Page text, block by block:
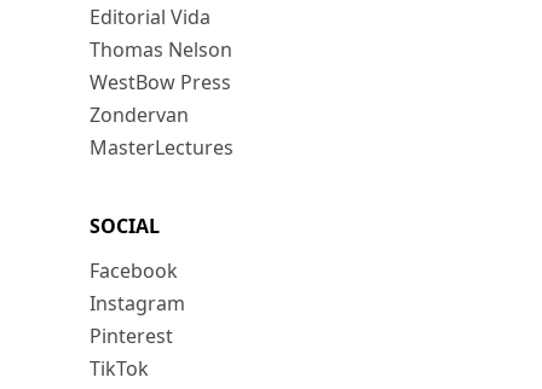
Editorial Vida
Thomas Nelson
WestBow Press
Zondervan
MasterLectures
SOCIAL
Facebook
Instagram
Pinterest
TikTok